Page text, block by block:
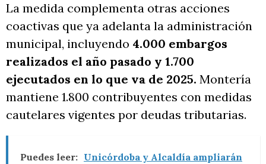
La medida complementa otras acciones
coactivas que ya adelanta la administración
municipal, incluyendo 4.000 embargos
realizados el año pasado y 1.700
ejecutados en lo que va de 2025. Montería
mantiene 1.800 contribuyentes con medidas
cautelares vigentes por deudas tributarias.
Puedes leer: Unicórdoba y Alcaldía ampliarán